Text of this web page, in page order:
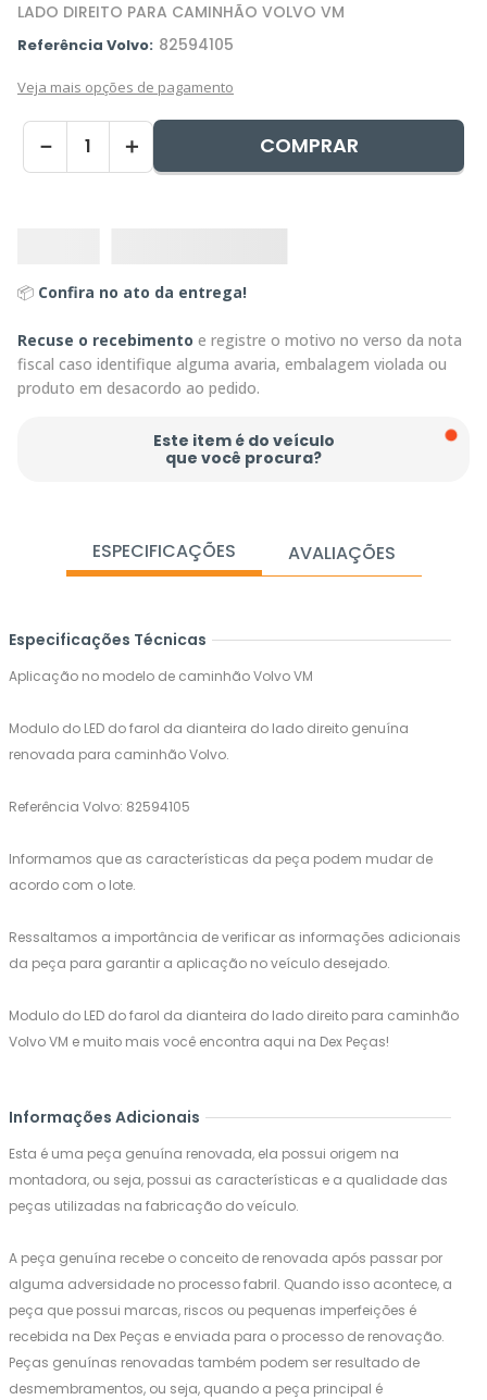
LADO DIREITO PARA CAMINHÃO VOLVO VM
Referência Volvo: 82594105
Veja mais opções de pagamento
＋
－ COMPRAR
📦 Confira no ato da entrega!
Recuse o recebimento e registre o motivo no verso da nota
fiscal caso identifique alguma avaria, embalagem violada ou
produto em desacordo ao pedido.
Este item é do veículo
que você procura?
ESPECIFICAÇÕES AVALIAÇÕES
Especificações Técnicas
Aplicação no modelo de caminhão Volvo VM
Modulo do LED do farol da dianteira do lado direito genuína
renovada para caminhão Volvo.
Referência Volvo: 82594105
Informamos que as características da peça podem mudar de
acordo com o lote.
Ressaltamos a importância de verificar as informações adicionais
da peça para garantir a aplicação no veículo desejado.
Modulo do LED do farol da dianteira do lado direito para caminhão
Volvo VM e muito mais você encontra aqui na Dex Peças!
Informações Adicionais
Esta é uma peça genuína renovada, ela possui origem na
montadora, ou seja, possui as características e a qualidade das
peças utilizadas na fabricação do veículo.
A peça genuína recebe o conceito de renovada após passar por
alguma adversidade no processo fabril. Quando isso acontece, a
peça que possui marcas, riscos ou pequenas imperfeições é
recebida na Dex Peças e enviada para o processo de renovação.
Peças genuínas renovadas também podem ser resultado de
desmembramentos, ou seja, quando a peça principal é